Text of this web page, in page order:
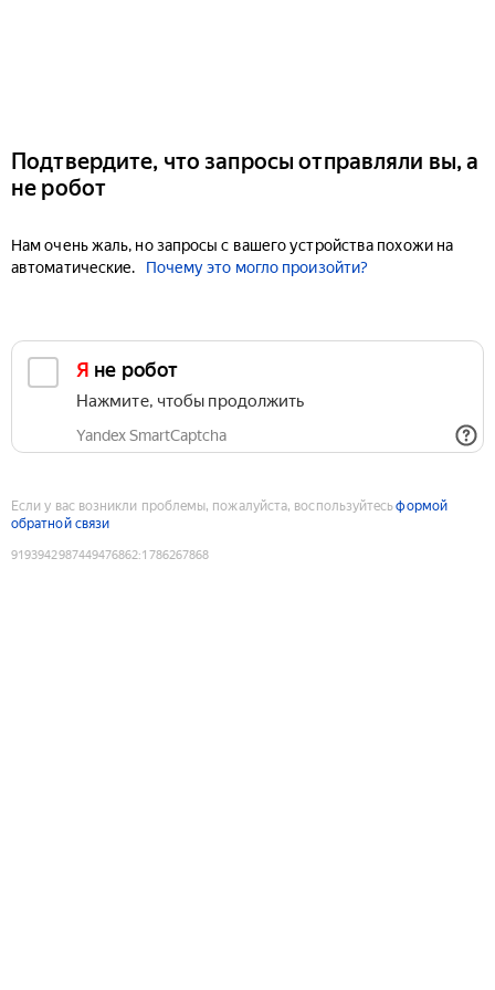
Подтвердите, что запросы отправляли вы, а
не робот
Нам очень жаль, но запросы с вашего устройства похожи на
автоматические.
Почему это могло произойти?
Я не робот
Нажмите, чтобы продолжить
Yandex SmartCaptcha
Если у вас возникли проблемы, пожалуйста, воспользуйтесьформой
обратной связи
9193942987449476862:1786267868